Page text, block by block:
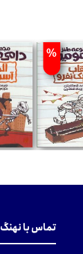
%
تماس با نهنگ